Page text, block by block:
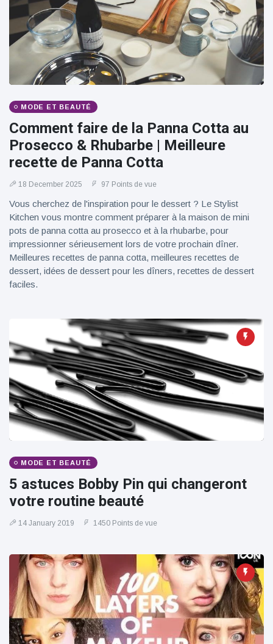
MODE ET BEAUTÉ
Comment faire de la Panna Cotta au
Prosecco & Rhubarbe | Meilleure
recette de Panna Cotta
18 December 2025 97 Points de vue
Vous cherchez de l'inspiration pour le dessert ? Le Stylist
Kitchen vous montre comment préparer à la maison de mini
pots de panna cotta au prosecco et à la rhubarbe, pour
impressionner sérieusement lors de votre prochain dîner.
Meilleures recettes de panna cotta, meilleures recettes de
dessert, idées de dessert pour les dîners, recettes de dessert
faciles.
MODE ET BEAUTÉ
5 astuces Bobby Pin qui changeront
votre routine beauté
14 January 2019 1450 Points de vue